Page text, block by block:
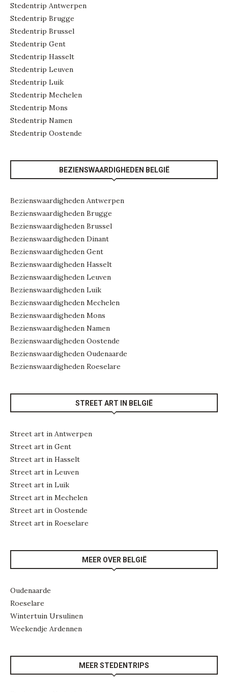
Stedentrip Antwerpen
Stedentrip Brugge
Stedentrip Brussel
Stedentrip Gent
Stedentrip Hasselt
Stedentrip Leuven
Stedentrip Luik
Stedentrip Mechelen
Stedentrip Mons
Stedentrip Namen
Stedentrip Oostende
BEZIENSWAARDIGHEDEN BELGIË
Bezienswaardigheden Antwerpen
Bezienswaardigheden Brugge
Bezienswaardigheden Brussel
Bezienswaardigheden Dinant
Bezienswaardigheden Gent
Bezienswaardigheden Hasselt
Bezienswaardigheden Leuven
Bezienswaardigheden Luik
Bezienswaardigheden Mechelen
Bezienswaardigheden Mons
Bezienswaardigheden Namen
Bezienswaardigheden Oostende
Bezienswaardigheden Oudenaarde
Bezienswaardigheden Roeselare
STREET ART IN BELGIË
Street art in Antwerpen
Street art in Gent
Street art in Hasselt
Street art in Leuven
Street art in Luik
Street art in Mechelen
Street art in Oostende
Street art in Roeselare
MEER OVER BELGIË
Oudenaarde
Roeselare
Wintertuin Ursulinen
Weekendje Ardennen
MEER STEDENTRIPS